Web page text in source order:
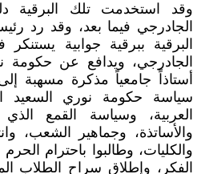
وقد استخدمت تلك البرقية
الجادرجي فيما بعد، وقد رد
البرقية ببرقية جوابية
أستاذاً جامعياً مذكرة مسهبة
سياسة حكومة نوري السعيد
العربية، وسياسة القمع
والأساتذة، وجماهير الشعب،
والكليات، وطالبوا باحترام
الفكر، وإطلاق سراح الطلاب